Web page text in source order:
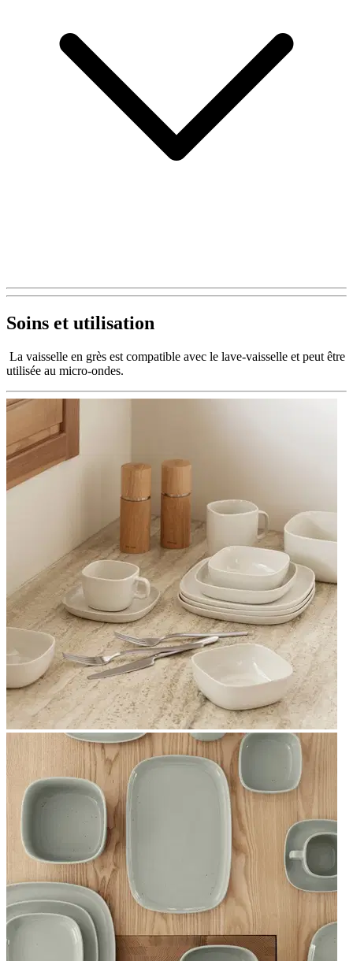
Soins et utilisation
La vaisselle en grès est compatible avec le lave-vaisselle et peut être
utilisée au micro-ondes.